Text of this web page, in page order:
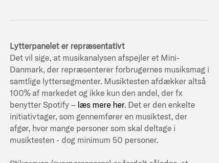
Lytterpanelet er repræsentativt
Det vil sige, at musikanalysen afspejler et Mini-
Danmark, der repræsenterer forbrugernes musiksmag i
samtlige lyttersegmenter. Musiktesten afdækker altså
100% af markedet og ikke kun den andel, der fx
benytter Spotify – læs mere her. Det er den enkelte
initiativtager, som gennemfører en musiktest, der
afgør, hvor mange personer som skal deltage i
musiktesten - dog minimum 50 personer.